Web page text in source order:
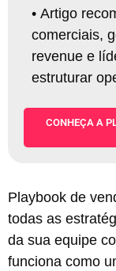
• Artigo
comerciais,
revenue e
estruturar
CONHEÇA A
Playbook de
todas as
da sua equipe
funciona como